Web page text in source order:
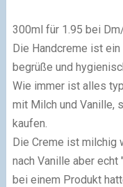
300ml für 1.95 bei
Die Handcreme ist
begrüße und
Wie immer ist alles
mit Milch und Vanille,
kaufen.
Die Creme ist milchig
nach Vanille aber echt
bei einem Produkt